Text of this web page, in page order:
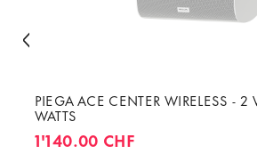
PIEGA ACE CENTER WIRELESS - 2
WATTS
1'140.00 CHF